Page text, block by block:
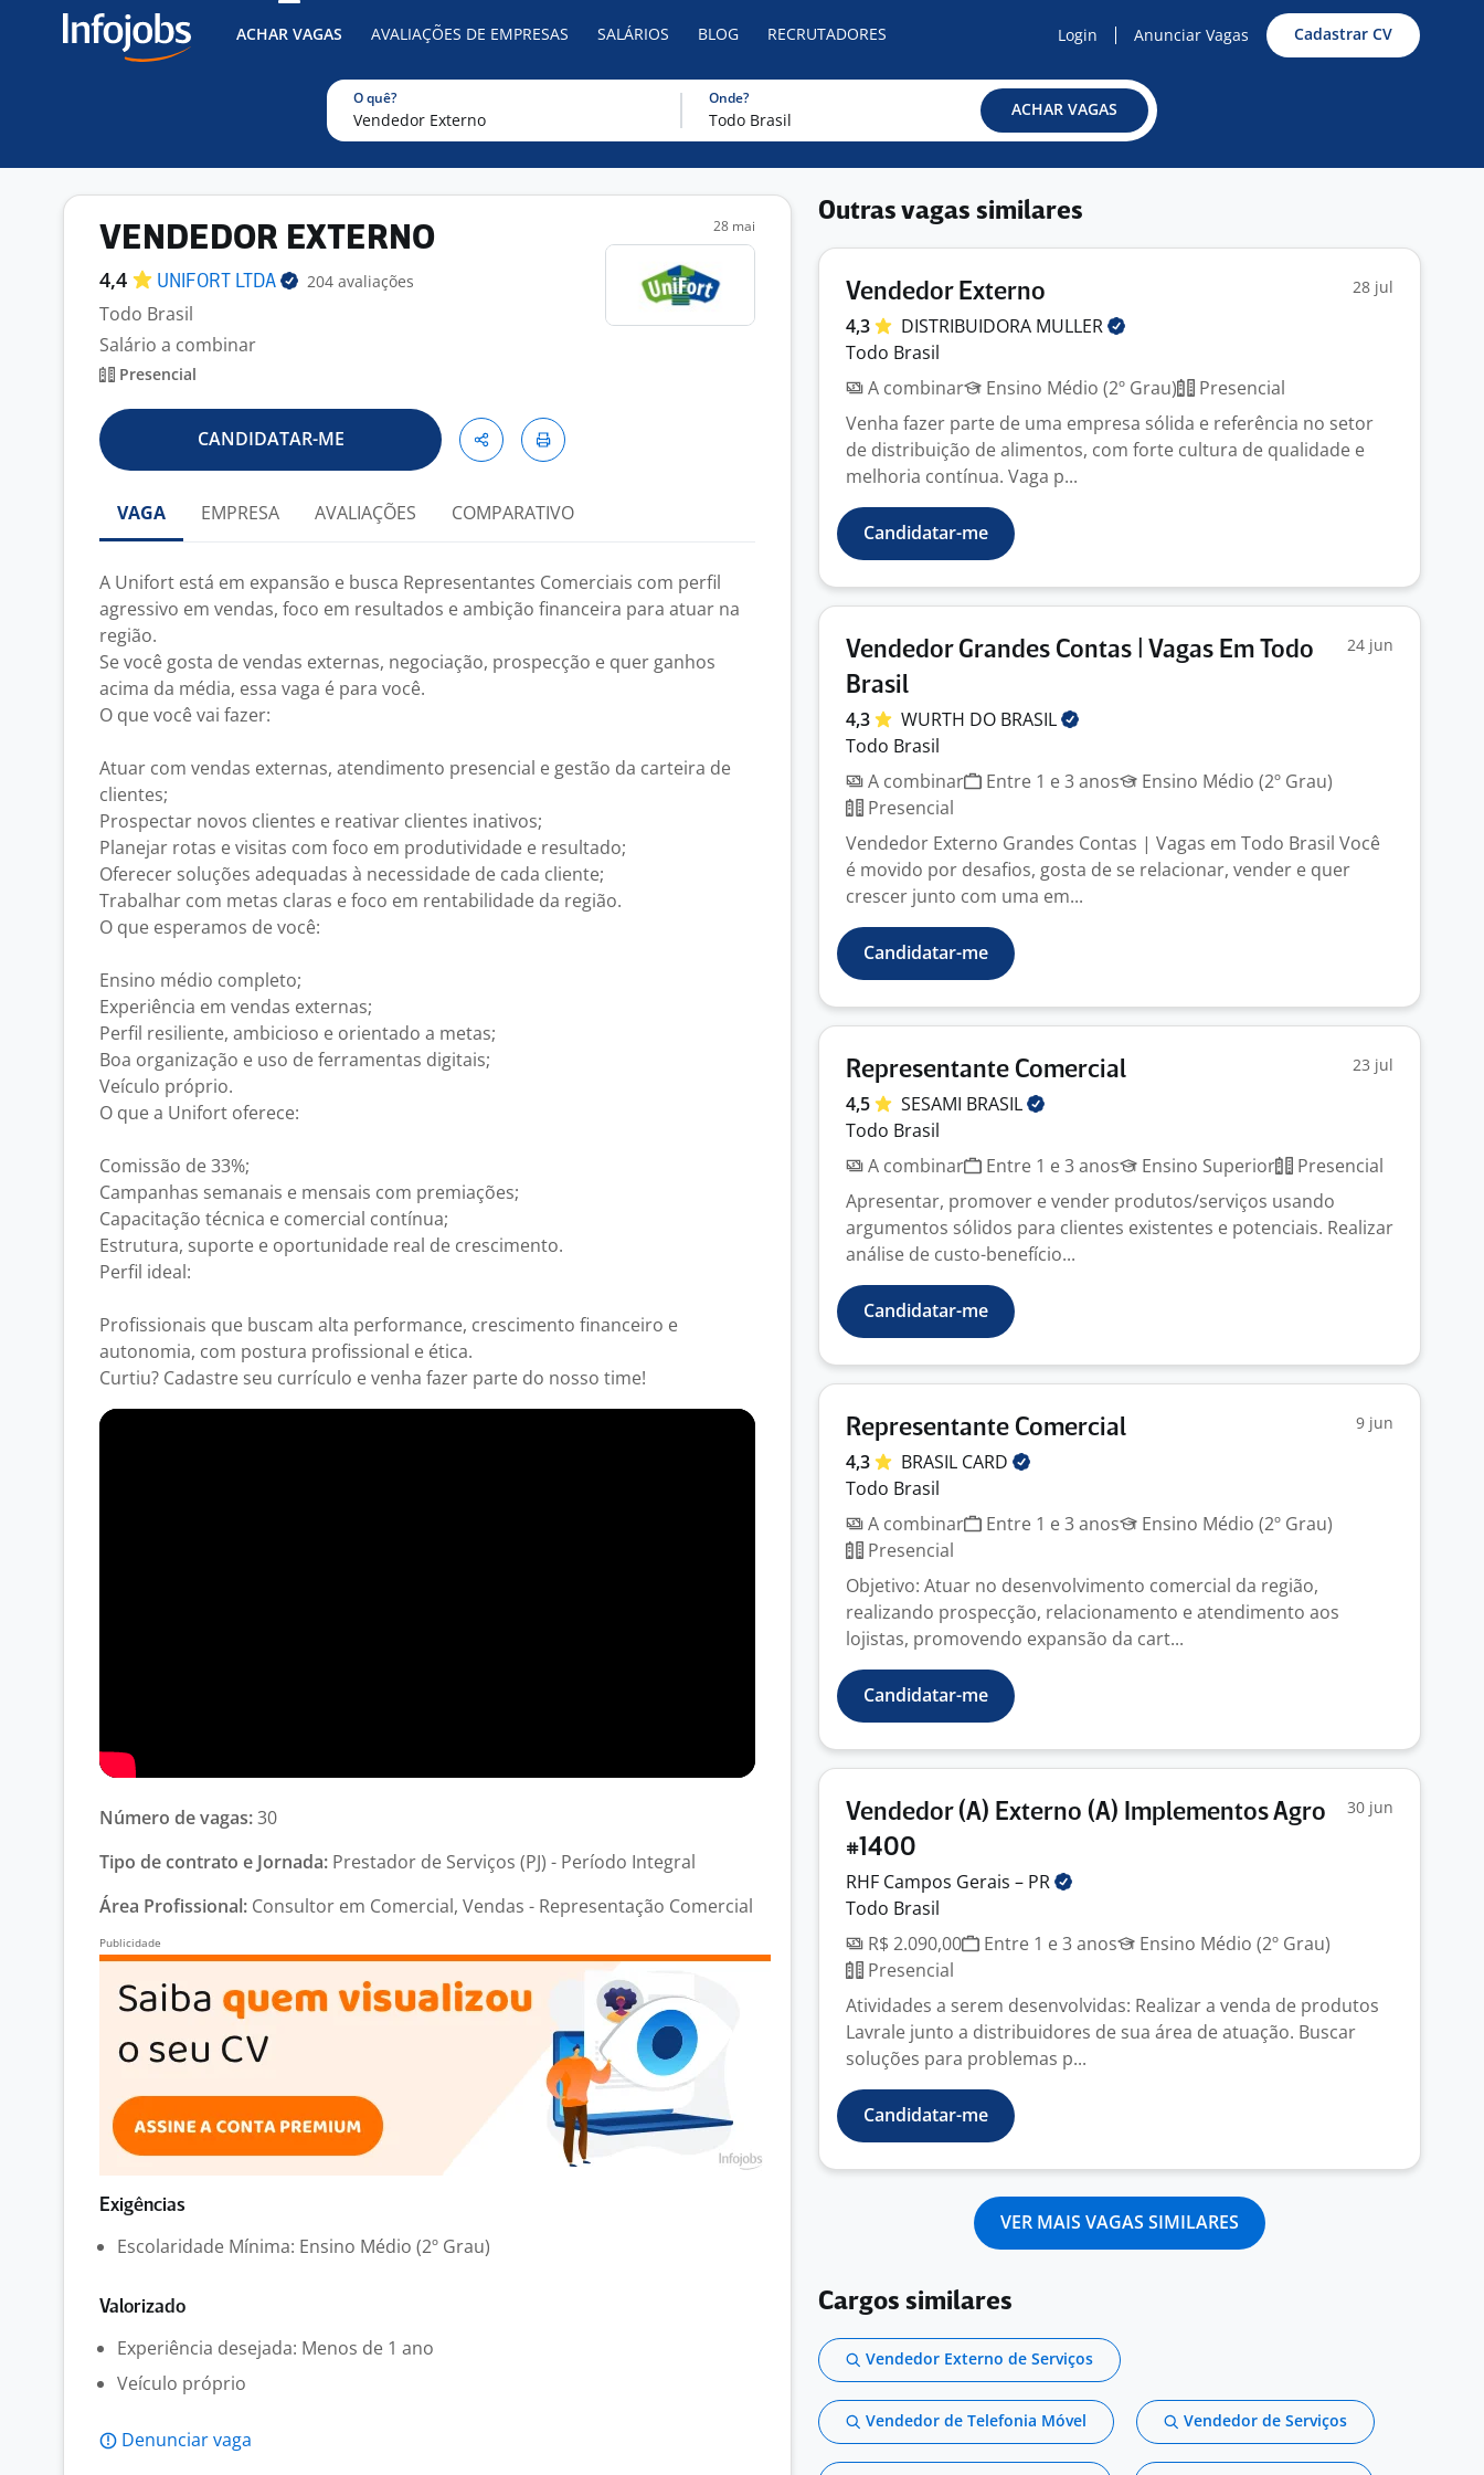
ACHAR VAGAS AVALIAÇÕES DE EMPRESAS SALÁRIOS BLOG RECRUTADORES Login Anunciar Vagas Cadastrar CV
O quê? Onde?
ACHAR VAGAS
VENDEDOR EXTERNO
4,4 UNIFORT LTDA 204 avaliações
Todo Brasil
Salário a combinar
Presencial
28 mai
CANDIDATAR-ME
VAGA EMPRESA AVALIAÇÕES COMPARATIVO
A Unifort está em expansão e busca Representantes Comerciais com perfil
agressivo em vendas, foco em resultados e ambição financeira para atuar na
região.
Se você gosta de vendas externas, negociação, prospecção e quer ganhos
acima da média, essa vaga é para você.
O que você vai fazer:
Atuar com vendas externas, atendimento presencial e gestão da carteira de
clientes;
Prospectar novos clientes e reativar clientes inativos;
Planejar rotas e visitas com foco em produtividade e resultado;
Oferecer soluções adequadas à necessidade de cada cliente;
Trabalhar com metas claras e foco em rentabilidade da região.
O que esperamos de você:
Ensino médio completo;
Experiência em vendas externas;
Perfil resiliente, ambicioso e orientado a metas;
Boa organização e uso de ferramentas digitais;
Veículo próprio.
O que a Unifort oferece:
Comissão de 33%;
Campanhas semanais e mensais com premiações;
Capacitação técnica e comercial contínua;
Estrutura, suporte e oportunidade real de crescimento.
Perfil ideal:
Profissionais que buscam alta performance, crescimento financeiro e
autonomia, com postura profissional e ética.
Curtiu? Cadastre seu currículo e venha fazer parte do nosso time!
Número de vagas:30
Tipo de contrato e Jornada: Prestador de Serviços (PJ) - Período Integral
Área Profissional: Consultor em Comercial, Vendas - Representação Comercial
Exigências
Escolaridade Mínima: Ensino Médio (2º Grau)
Valorizado
Experiência desejada: Menos de 1 ano
Veículo próprio
Denunciar vaga
Outras vagas similares
Vendedor Externo 28 jul
4,3 DISTRIBUIDORA MULLER
Todo Brasil
A combinar
Ensino Médio (2º Grau)
Presencial
Venha fazer parte de uma empresa sólida e referência no setor
de distribuição de alimentos, com forte cultura de qualidade e
melhoria contínua. Vaga p...
Candidatar-me
Vendedor Grandes Contas | Vagas Em Todo
Brasil
24 jun
4,3 WURTH DO BRASIL
Todo Brasil
A combinar
Entre 1 e 3 anos
Ensino Médio (2º Grau)
Presencial
Vendedor Externo Grandes Contas | Vagas em Todo Brasil Você
é movido por desafios, gosta de se relacionar, vender e quer
crescer junto com uma em...
Candidatar-me
Representante Comercial 23 jul
4,5 SESAMI BRASIL
Todo Brasil
A combinar
Entre 1 e 3 anos Ensino Superior
Presencial
Apresentar, promover e vender produtos/serviços usando
argumentos sólidos para clientes existentes e potenciais. Realizar
análise de custo-benefício...
Candidatar-me
Representante Comercial 9 jun
4,3 BRASIL CARD
Todo Brasil
A combinar
Entre 1 e 3 anos
Ensino Médio (2º Grau)
Presencial
Objetivo: Atuar no desenvolvimento comercial da região,
realizando prospecção, relacionamento e atendimento aos
lojistas, promovendo expansão da cart...
Candidatar-me
Vendedor (A) Externo (A) Implementos Agro
#1400
30 jun
RHF Campos Gerais – PR
Todo Brasil
R$ 2.090,00
Entre 1 e 3 anos
Ensino Médio (2º Grau)
Presencial
Atividades a serem desenvolvidas: Realizar a venda de produtos
Lavrale junto a distribuidores de sua área de atuação. Buscar
soluções para problemas p...
Candidatar-me
VER MAIS VAGAS SIMILARES
Cargos similares
Vendedor Externo de Serviços
Vendedor de Telefonia Móvel Vendedor de Serviços